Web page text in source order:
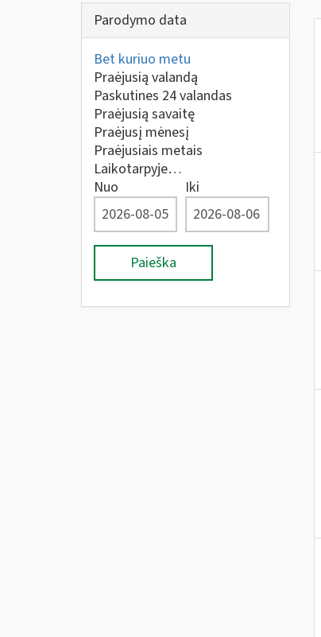
Parodymo data
Bet kuriuo metu
Praėjusią valandą
Paskutines 24 valandas
Praėjusią savaitę
Praėjusį mėnesį
Praėjusiais metais
Laikotarpyje…
Nuo
Iki
Paieška